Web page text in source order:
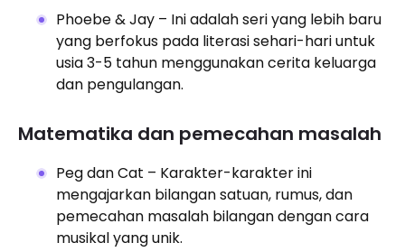
Phoebe & Jay – Ini adalah seri yang lebih baru
yang berfokus pada literasi sehari-hari untuk
usia 3-5 tahun menggunakan cerita keluarga
dan pengulangan.
Matematika dan pemecahan masalah
Peg dan Cat – Karakter-karakter ini
mengajarkan bilangan satuan, rumus, dan
pemecahan masalah bilangan dengan cara
musikal yang unik.